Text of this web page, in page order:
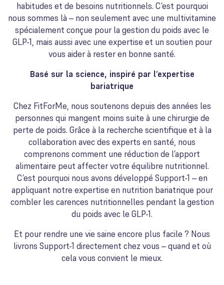
habitudes et de besoins nutritionnels. C’est pourquoi
nous sommes là – non seulement avec une multivitamine
spécialement conçue pour la gestion du poids avec le
GLP-1, mais aussi avec une expertise et un soutien pour
vous aider à rester en bonne santé.
Basé sur la science, inspiré par l’expertise
bariatrique
Chez FitForMe, nous soutenons depuis des années les
personnes qui mangent moins suite à une chirurgie de
perte de poids. Grâce à la recherche scientifique et à la
collaboration avec des experts en santé, nous
comprenons comment une réduction de l’apport
alimentaire peut affecter votre équilibre nutritionnel.
C’est pourquoi nous avons développé Support-1 – en
appliquant notre expertise en nutrition bariatrique pour
combler les carences nutritionnelles pendant la gestion
du poids avec le GLP-1.
Et pour rendre une vie saine encore plus facile ? Nous
livrons Support-1 directement chez vous – quand et où
cela vous convient le mieux.